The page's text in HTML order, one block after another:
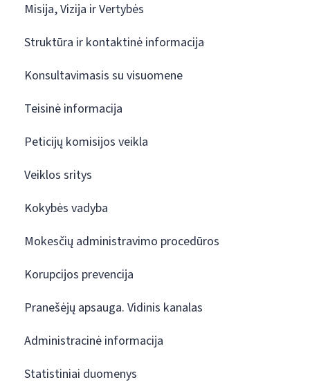
Misija, Vizija ir Vertybės
Struktūra ir kontaktinė informacija
Konsultavimasis su visuomene
Teisinė informacija
Peticijų komisijos veikla
Veiklos sritys
Kokybės vadyba
Mokesčių administravimo procedūros
Korupcijos prevencija
Pranešėjų apsauga. Vidinis kanalas
Administracinė informacija
Statistiniai duomenys